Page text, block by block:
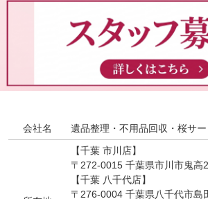
会社名 遺品整理・不用品回収・桜サー
【千葉 市川店】
〒272-0015 千葉県市川市鬼高
【千葉 八千代店】
〒276-0004 千葉県八千代市島